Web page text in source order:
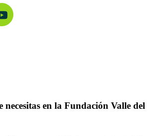
necesitas en la Fundación Valle del